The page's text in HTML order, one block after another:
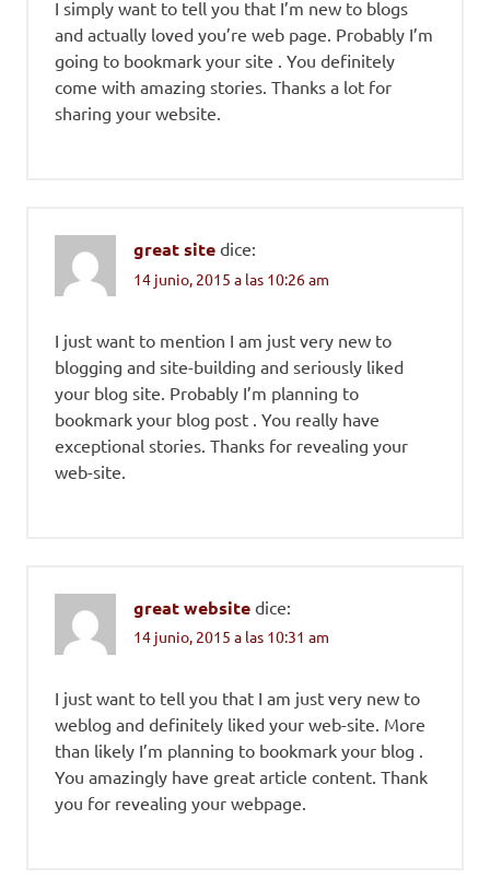
I simply want to tell you that I’m new to blogs
and actually loved you’re web page. Probably I’m
going to bookmark your site . You definitely
come with amazing stories. Thanks a lot for
sharing your website.
great site dice:
14 junio, 2015 a las 10:26 am
I just want to mention I am just very new to
blogging and site-building and seriously liked
your blog site. Probably I’m planning to
bookmark your blog post . You really have
exceptional stories. Thanks for revealing your
web-site.
great website dice:
14 junio, 2015 a las 10:31 am
I just want to tell you that I am just very new to
weblog and definitely liked your web-site. More
than likely I’m planning to bookmark your blog .
You amazingly have great article content. Thank
you for revealing your webpage.